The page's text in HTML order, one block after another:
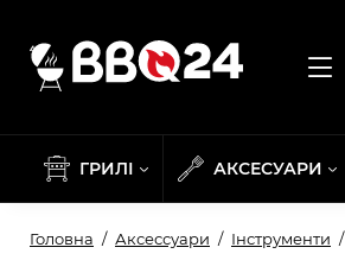
ГРИЛІ АКСЕСУАРИ
Головна Аксессуари Інструменти